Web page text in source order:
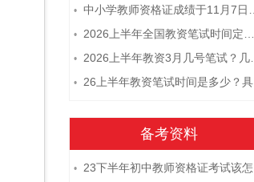
• 中小学教师资格证成绩于11月7日10点查！
• 2026上半年全国教资笔试时间定档！
• 2026上半年教资3月几号笔试？几点开考
• 26上半年教资笔试时间是多少？具体安排表一览
备考资料
• 23下半年初中教师资格证考试该怎么复习？